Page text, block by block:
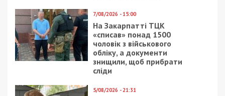
7/08/2026 - 15:00
На Закарпатті ТЦК
«списав» понад 1500
чоловік з військового
обліку, а документи
знищили, щоб прибрати
сліди
5/08/2026 - 21:31